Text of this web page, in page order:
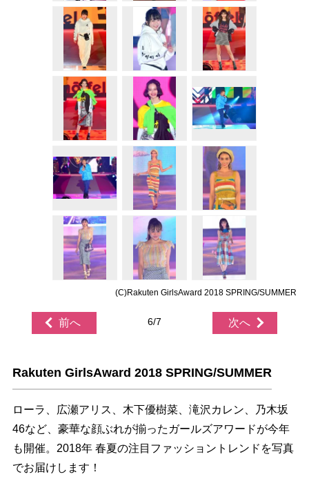
(C)Rakuten GirlsAward 2018 SPRING/SUMMER
前へ 次へ
6/7
Rakuten GirlsAward 2018 SPRING/SUMMER
ローラ、広瀬アリス、木下優樹菜、滝沢カレン、乃木坂
46など、豪華な顔ぶれが揃ったガールズアワードが今年
も開催。2018年 春夏の注目ファッショントレンドを写真
でお届けします！